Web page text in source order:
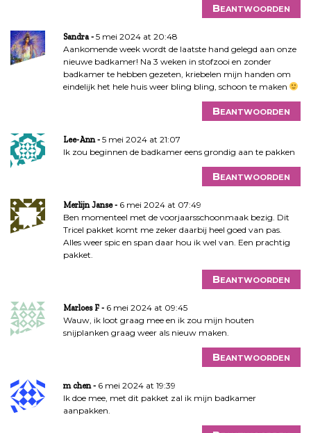
Beantwoorden
Sandra
5 mei 2024 at 20:48
Aankomende week wordt de laatste hand gelegd aan onze
nieuwe badkamer! Na 3 weken in stofzooi en zonder
badkamer te hebben gezeten, kriebelen mijn handen om
eindelijk het hele huis weer bling bling, schoon te maken
Beantwoorden
Lee-Ann
5 mei 2024 at 21:07
Ik zou beginnen de badkamer eens grondig aan te pakken
Beantwoorden
Merlijn Janse
6 mei 2024 at 07:49
Ben momenteel met de voorjaarsschoonmaak bezig. Dit
Tricel pakket komt me zeker daarbij heel goed van pas.
Alles weer spic en span daar hou ik wel van. Een prachtig
pakket.
Beantwoorden
Marloes F
6 mei 2024 at 09:45
Wauw, ik loot graag mee en ik zou mijn houten
snijplanken graag weer als nieuw maken.
Beantwoorden
m chen
6 mei 2024 at 19:39
Ik doe mee, met dit pakket zal ik mijn badkamer
aanpakken.